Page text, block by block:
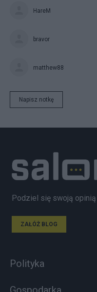
HareM
bravor
matthew88
Napisz notkę
Podziel się swoją opinią
ZAŁÓŻ BLOG
Polityka